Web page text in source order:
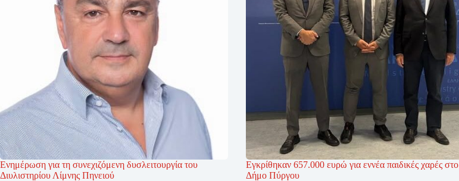
Ενημέρωση για τη συνεχιζόμενη δυσλειτουργία του
Διυλιστηρίου Λίμνης Πηνειού
Εγκρίθηκαν 657.000 ευρώ για εννέα παιδικές χαρές στο
Δήμο Πύργου